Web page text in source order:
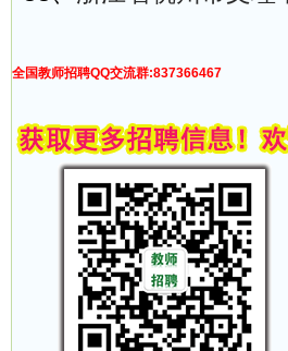
全国教师招聘QQ交流群:837366467